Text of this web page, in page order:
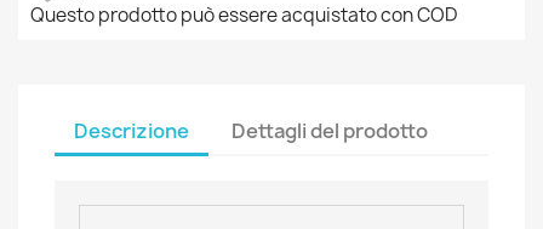
Questo prodotto può essere acquistato con COD
Descrizione Dettagli del prodotto